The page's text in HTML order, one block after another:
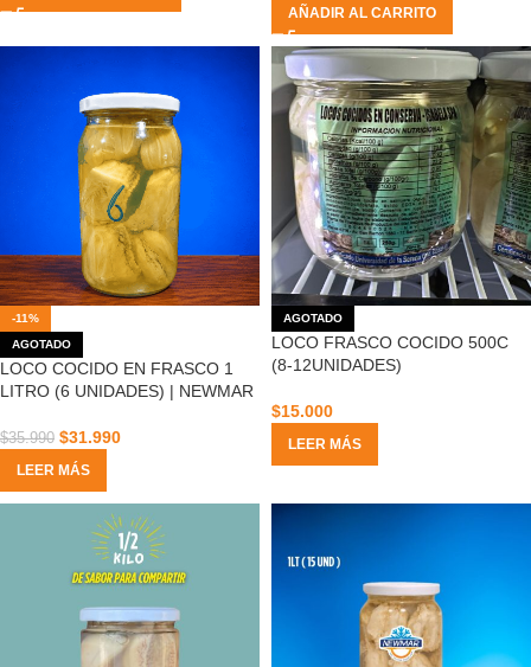
AÑADIR AL CARRITO
-11%
AGOTADO
LOCO COCIDO EN FRASCO 1
LITRO (6 UNIDADES) | NEWMAR
$35.990 $31.990
LEER MÁS
AGOTADO
LOCO FRASCO COCIDO 500C
(8-12UNIDADES)
$15.000
LEER MÁS